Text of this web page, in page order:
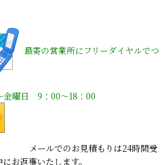
最寄の営業所にフリーダイヤルでつ
ます。
曜日 9：00〜18：00
見積もりは24時間受
お返事いたします。